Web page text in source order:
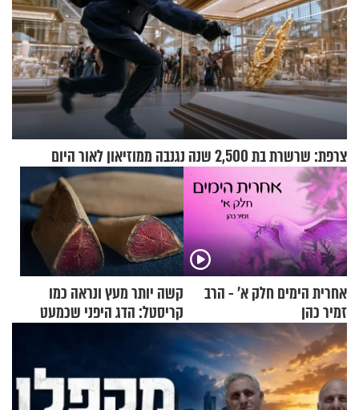
צרפת: שרשרת בת 2,500 שנה נגנבה ממוזיאון לאור היום
אחרית הימים חלק א’ - הרב
זמיר כהן
קשה יותר מעץ ונראה כמו
קריסטל: הדג היפני שכמעט
בלתי אפשרי לחתוך